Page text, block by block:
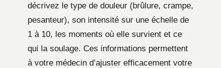
décrivez le type de douleur (brûlure, crampe,
pesanteur), son intensité sur une échelle de
1 à 10, les moments où elle survient et ce
qui la soulage. Ces informations permettent
à votre médecin d’ajuster efficacement votre